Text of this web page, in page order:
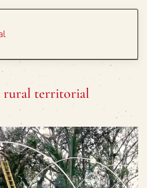
rural territorial